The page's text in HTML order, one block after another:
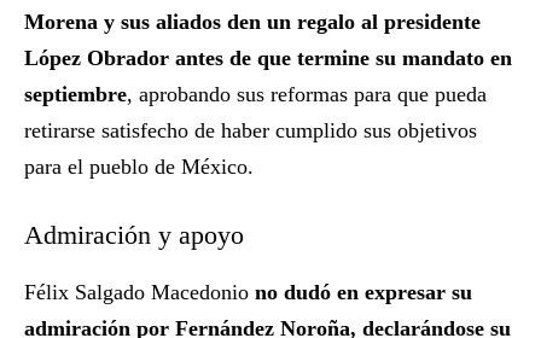
Morena y sus aliados den un regalo al presidente
López Obrador antes de que termine su mandato en
septiembre, aprobando sus reformas para que pueda
retirarse satisfecho de haber cumplido sus objetivos
para el pueblo de México.
Admiración y apoyo
Félix Salgado Macedonio no dudó en expresar su
admiración por Fernández Noroña, declarándose su